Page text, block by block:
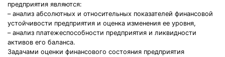
предприятия являются:
– анализ абсолютных и относительных показателей финансовой
устойчивости предприятия и оценка изменения ее уровня,
– анализ платежеспособности предприятия и ликвидности
активов его баланса.
Задачами оценки финансового состояния предприятия